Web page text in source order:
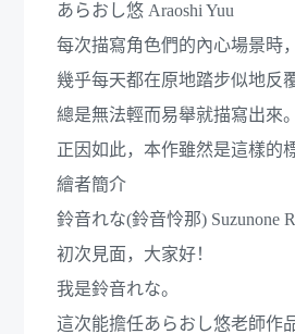
あらおし悠 Araoshi Yuu
每次描寫角色們的內心場景時
幾乎每天都在原地踏步似地反
總是無法輕而易舉就描寫出來。
正因如此，本作雖然是這樣的
繪者簡介
鈴音れな(鈴音怜那) Suzunone
初次見面，大家好！
我是鈴音れな。
這次能擔任あらおし悠老師作